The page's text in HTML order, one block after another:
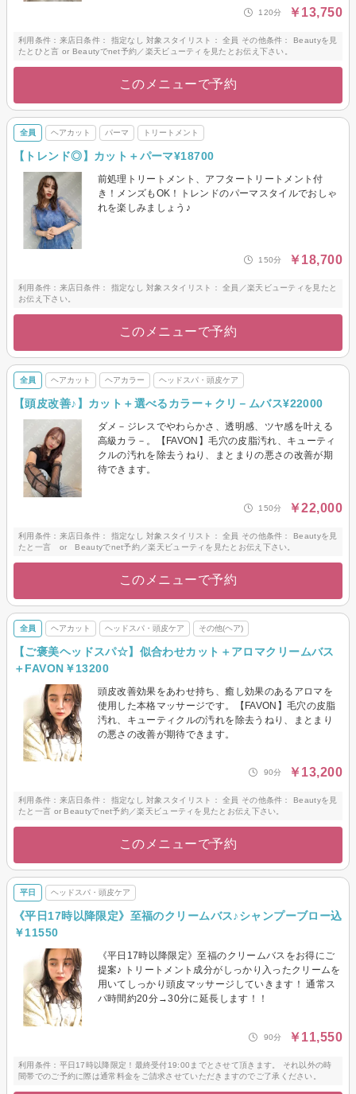
120分 ￥13,750
利用条件：来店日条件： 指定なし 対象スタイリスト： 全員 その他条件： Beautyを見
たとひと言 or Beautyでnet予約／楽天ビューティを見たとお伝え下さい。
このメニューで予約
全員 ヘアカット パーマ トリートメント
【トレンド◎】カット＋パーマ¥18700
前処理トリートメント、アフタートリートメント付
き！メンズもOK！トレンドのパーマスタイルでおしゃ
れを楽しみましょう♪
150分 ￥18,700
利用条件：来店日条件： 指定なし 対象スタイリスト： 全員／楽天ビューティを見たと
お伝え下さい。
このメニューで予約
全員 ヘアカット ヘアカラー ヘッドスパ・頭皮ケア
【頭皮改善♪】カット＋選べるカラー＋クリ－ムバス¥22000
ダメ－ジレスでやわらかさ、透明感、ツヤ感を叶える
高級カラ－。【FAVON】毛穴の皮脂汚れ、キューティ
クルの汚れを除去うねり、まとまりの悪さの改善が期
待できます。
150分 ￥22,000
利用条件：来店日条件： 指定なし 対象スタイリスト： 全員 その他条件： Beautyを見
たと一言 or Beautyでnet予約／楽天ビューティを見たとお伝え下さい。
このメニューで予約
全員 ヘアカット ヘッドスパ・頭皮ケア その他(ヘア)
【ご褒美ヘッドスパ☆】似合わせカット＋アロマクリームバス
＋FAVON￥13200
頭皮改善効果をあわせ持ち、癒し効果のあるアロマを
使用した本格マッサージです。【FAVON】毛穴の皮脂
汚れ、キューティクルの汚れを除去うねり、まとまり
の悪さの改善が期待できます。
90分 ￥13,200
利用条件：来店日条件： 指定なし 対象スタイリスト： 全員 その他条件： Beautyを見
たと一言 or Beautyでnet予約／楽天ビューティを見たとお伝え下さい。
このメニューで予約
平日 ヘッドスパ・頭皮ケア
《平日17時以降限定》至福のクリームバス♪シャンプーブロー込
￥11550
《平日17時以降限定》至福のクリームバスをお得にご
提案♪ トリートメント成分がしっかり入ったクリームを
用いてしっかり頭皮マッサージしていきます！ 通常ス
パ時間約20分→30分に延長します！！
90分 ￥11,550
利用条件：平日17時以降限定！最終受付19:00までとさせて頂きます。 それ以外の時
間帯でのご予約に際は通常料金をご請求させていただきますのでご了承ください。